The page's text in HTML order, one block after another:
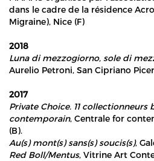
dans le cadre de la résidence
Migraine), Nice (F)
2018
Luna di mezzogiorno, sole di
Aurelio Petroni, San Cipriano
2017
Private Choice. 11
contemporain, Centrale for
(B).
Au(s) mont(s) sans(s) soucis(s),
Red Boll/Mentus, Vitrine Art